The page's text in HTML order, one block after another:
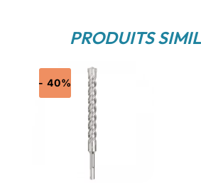
PRODUITS
- 40%